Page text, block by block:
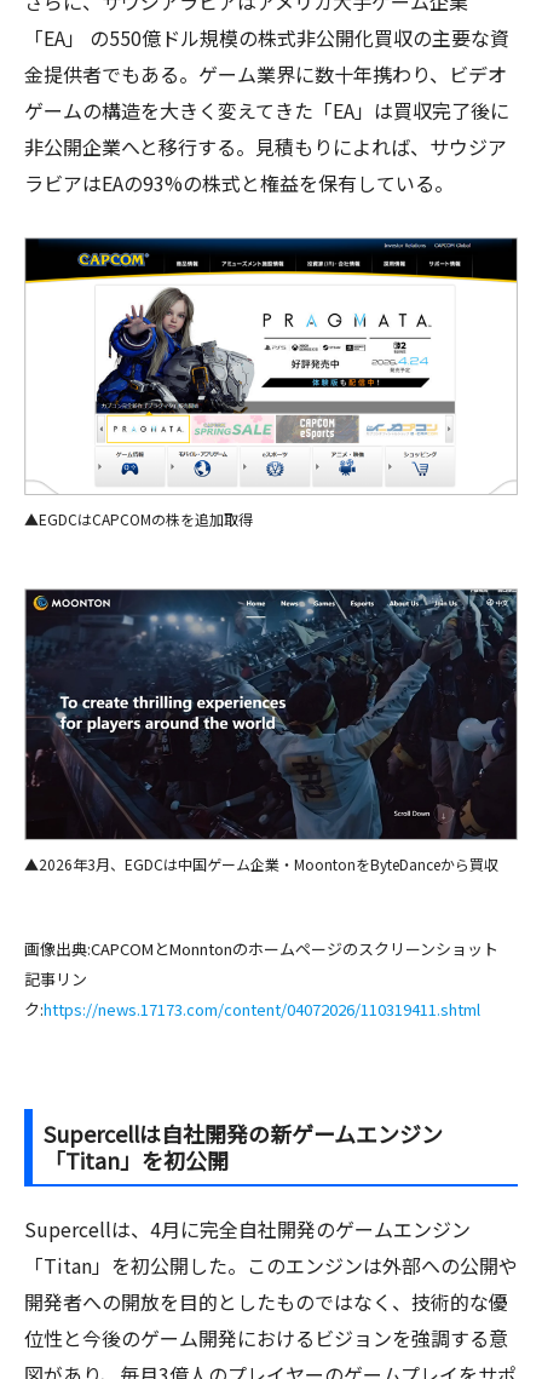
「EA」 の550億ドル規模の株式非公開化買収の主要な資
金提供者でもある。ゲーム業界に数十年携わり、ビデオ
ゲームの構造を大きく変えてきた「EA」は買収完了後に
非公開企業へと移行する。見積もりによれば、サウジア
ラビアはEAの93%の株式と権益を保有している。
▲EGDCはCAPCOMの株を追加取得
▲2026年3月、EGDCは中国ゲーム企業・MoontonをByteDanceから買収
画像出典:CAPCOMとMonntonのホームページのスクリーンショット
記事リン
ク:https://news.17173.com/content/04072026/110319411.shtml
Supercellは自社開発の新ゲームエンジン
「Titan」を初公開
Supercellは、4月に完全自社開発のゲームエンジン
「Titan」を初公開した。このエンジンは外部への公開や
開発者への開放を目的としたものではなく、技術的な優
位性と今後のゲーム開発におけるビジョンを強調する意